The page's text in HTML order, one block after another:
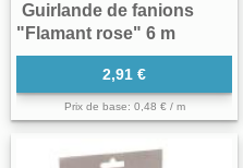
Guirlande de fanions
"Flamant rose" 6 m
2,91 €
Prix de base: 0,48 € / m